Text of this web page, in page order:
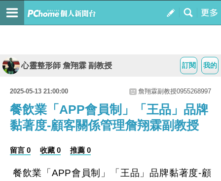
我的
訂閱
心靈整形師 詹翔霖 副教授
2025-05-13 21:00:00 詹翔霖副教授0955268997
餐飲業「APP會員制」「王品」品牌
黏著度-顧客關係管理詹翔霖副教授
留言 0 收藏 0 推薦 0
餐飲業「APP會員制」「王品」品牌黏著度-顧